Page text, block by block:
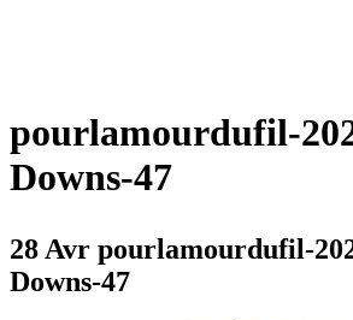
pourlamourdufil-
Downs-47
28 Avr pourlamourdufil-
Downs-47